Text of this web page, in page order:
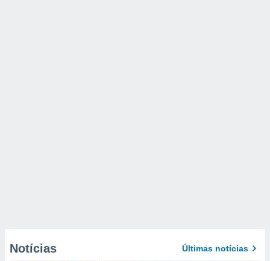
Notícias Últimas notícias